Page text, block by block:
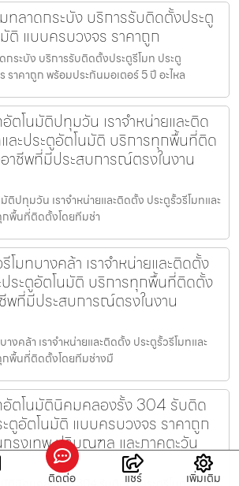
ทลาดกระบัง บริการรับติดตั้งประตู
ติ แบบครบวงจร ราคาถูก
ระบัง บริการรับติดตั้งประตูรีโมท ประตู
าคาถูก พร้อมประกันมอเตอร์ 5 ปี อะไหล
ตโนมัติปทุมวัน เราจำหน่ายและติด
ละประตูอัตโนมัติ บริการทุกพื้นที่ติด
าชีพที่มีประสบการณ์ตรงในงาน
ติปทุมวัน เราจำหน่ายและติดตั้ง ประตูรั้วรีโมทและ
กพื้นที่ติดตั้งโดยทีมช่า
มทบางคล้า เราจำหน่ายและติดตั้ง
ประตูอัตโนมัติ บริการทุกพื้นที่ติดตั้ง
พที่มีประสบการณ์ตรงในงาน
งคล้า เราจำหน่ายและติดตั้ง ประตูรั้วรีโมทและ
กพื้นที่ติดตั้งโดยทีมช่างมื
อัตโนมัตินิคมคลองรั้ง 304 รับติด
ตูอัตโนมัติ แบบครบวงจร ราคาถูก
รุงเทพ ปริมณฑล และภาคตะวัน
ติดต่อ แชร์ เพิ่มเติม